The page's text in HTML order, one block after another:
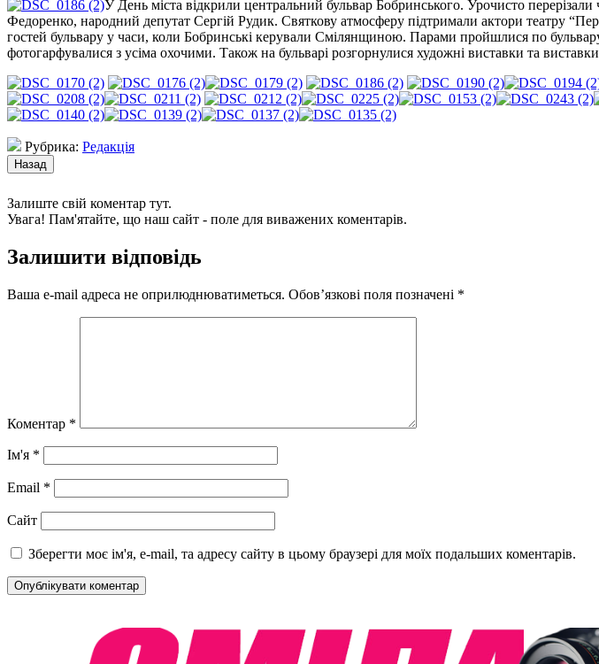
У День міста відкрили центральний бульвар Бобринського. Урочисто
Федоренко, народний депутат Сергій Рудик. Святкову атмосферу підтримали актори театру
гостей бульвару у часи, коли Бобринські керували Смілянщиною. Парами пройшлися по
фотогарфувалися з усіма охочими. Також на бульварі розгорнулися художні виставки та
Рубрика: Редакція
Залиште свій коментар тут.
Увага! Пам'ятайте, що наш сайт - поле для виважених коментарів.
Залишити відповідь
Ваша e-mail адреса не оприлюднюватиметься. Обов’язкові поля позначені *
Коментар *
Ім'я *
Email *
Сайт
Зберегти моє ім'я, e-mail, та адресу сайту в цьому браузері для моїх подальших коментарів.